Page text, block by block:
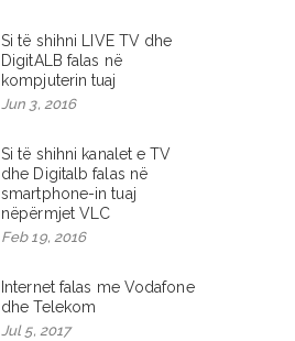
Si të shihni LIVE TV dhe
DigitALB falas në
kompjuterin tuaj
Jun 3, 2016
Si të shihni kanalet e TV
dhe Digitalb falas në
smartphone-in tuaj
nëpërmjet VLC
Feb 19, 2016
Internet falas me Vodafone
dhe Telekom
Jul 5, 2017